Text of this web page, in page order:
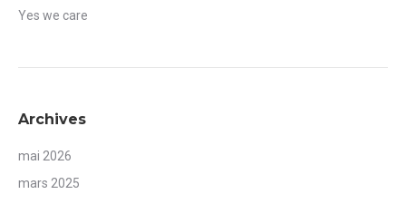
Yes we care
Archives
mai 2026
mars 2025